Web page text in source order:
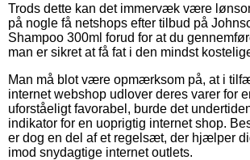
Trods dette kan det immervæk være
på nogle få netshops efter tilbud på
Shampoo 300ml forud for at du
man er sikret at få fat i den mindst
Man må blot være opmærksom på, at i
internet webshop udlover deres varer for
uforståeligt favorabel, burde det
indikator for en uoprigtig internet shop.
er dog en del af et regelsæt, der hjælper
imod snydagtige internet outlets.